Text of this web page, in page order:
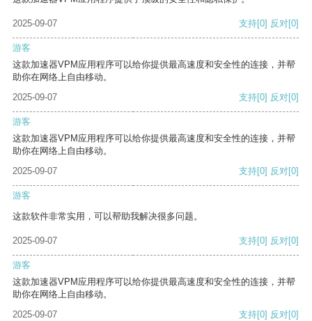
2025-09-07 支持[0] 反对[0]
游客
这款加速器VPM应用程序可以给你提供最高速度和安全性的连接，并帮
助你在网络上自由移动。
2025-09-07
支持[0] 反对[0]
游客
这款加速器VPM应用程序可以给你提供最高速度和安全性的连接，并帮
助你在网络上自由移动。
2025-09-07
支持[0] 反对[0]
游客
这款软件非常实用，可以帮助我解决很多问题。
2025-09-07 支持[0] 反对[0]
游客
这款加速器VPM应用程序可以给你提供最高速度和安全性的连接，并帮
助你在网络上自由移动。
2025-09-07
支持[0] 反对[0]